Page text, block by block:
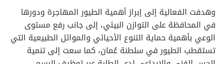
وهدفت الفعالية إلى إبراز أهمية الطيور المهاجرة ودورها
في المحافظة على التوازن البيئي، إلى جانب رفع مستوى
الوعي بأهمية حماية التنوع الأحيائي والموائل الطبيعية التي
تستقطب الطيور في سلطنة عُمان، كما سعت إلى تنمية